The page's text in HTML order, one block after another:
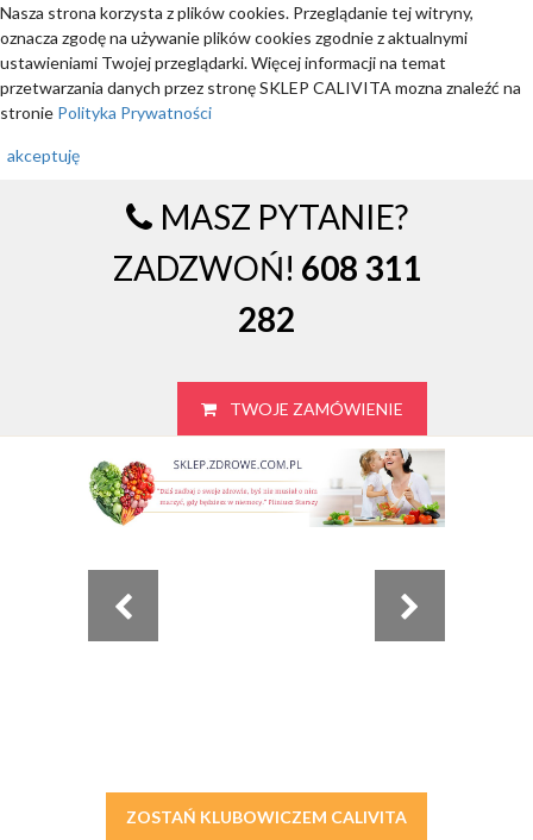
Nasza strona korzysta z plików cookies. Przeglądanie tej witryny,
oznacza zgodę na używanie plików cookies zgodnie z aktualnymi
ustawieniami Twojej przeglądarki. Więcej informacji na temat
przetwarzania danych przez stronę SKLEP CALIVITA mozna znaleźć na
stronie Polityka Prywatności
akceptuję
MASZ PYTANIE?
ZADZWOŃ! 608 311
282
TWOJE ZAMÓWIENIE
ZOSTAŃ KLUBOWICZEM CALIVITA